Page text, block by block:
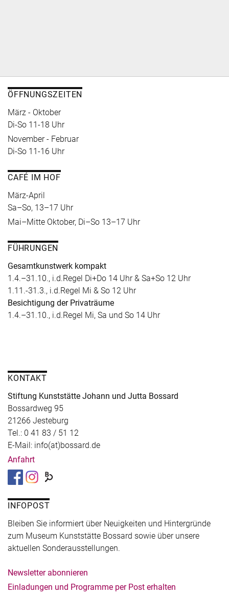
ÖFFNUNGSZEITEN
März - Oktober
Di-So 11-18 Uhr
November - Februar
Di-So 11-16 Uhr
CAFÉ IM HOF
März-April
Sa–So, 13–17 Uhr
Mai–Mitte Oktober, Di–So 13–17 Uhr
FÜHRUNGEN
Gesamtkunstwerk kompakt
1.4.–31.10., i.d.Regel Di+Do 14 Uhr & Sa+So 12 Uhr
1.11.-31.3., i.d.Regel Mi & So 12 Uhr
Besichtigung der Privaträume
1.4.–31.10., i.d.Regel Mi, Sa und So 14 Uhr
KONTAKT
Stiftung Kunststätte Johann und Jutta Bossard
Bossardweg 95
21266 Jesteburg
Tel.: 0 41 83 / 51 12
E-Mail: info(at)bossard.de
Anfahrt
INFOPOST
Bleiben Sie informiert über Neuigkeiten und Hintergründe
zum Museum Kunststätte Bossard sowie über unsere
aktuellen Sonderausstellungen.
Newsletter abonnieren
Einladungen und Programme per Post erhalten